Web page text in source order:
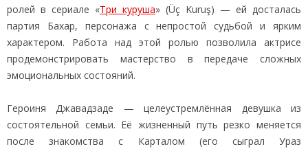
ролей в сериале «Три куруша» (Üç Kuruş) — ей досталась
партия Бахар, персонажа с непростой судьбой и ярким
характером. Работа над этой ролью позволила актрисе
продемонстрировать мастерство в передаче сложных
эмоциональных состояний.
Героиня Джавадзаде — целеустремлённая девушка из
состоятельной семьи. Её жизненный путь резко меняется
после знакомства с Карталом (его сыграл Ураз